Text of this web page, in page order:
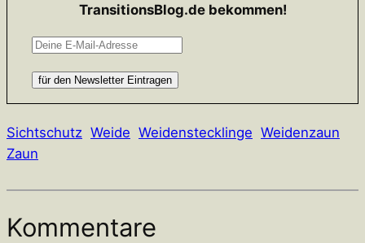
TransitionsBlog.de bekommen!
Sichtschutz Weide Weidenstecklinge Weidenzaun
Zaun
Kommentare